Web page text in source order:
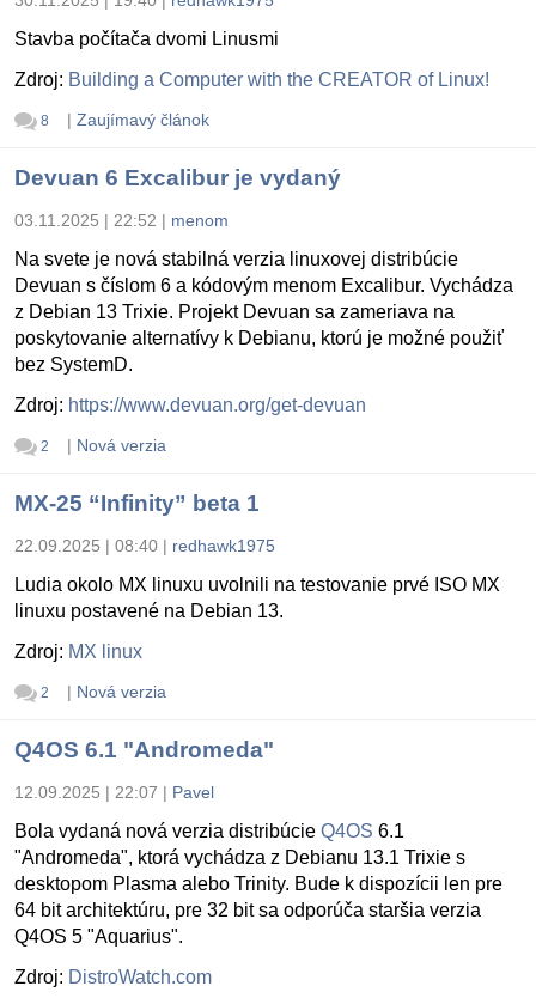
Stavba počítača dvomi Linusmi
Zdroj: Building a Computer with the CREATOR of Linux!
8 | Zaujímavý článok
Devuan 6 Excalibur je vydaný
03.11.2025 | 22:52 | menom
Na svete je nová stabilná verzia linuxovej distribúcie
Devuan s číslom 6 a kódovým menom Excalibur. Vychádza
z Debian 13 Trixie. Projekt Devuan sa zameriava na
poskytovanie alternatívy k Debianu, ktorú je možné použiť
bez SystemD.
Zdroj: https://www.devuan.org/get-devuan
2 | Nová verzia
MX-25 “Infinity” beta 1
22.09.2025 | 08:40 | redhawk1975
Ludia okolo MX linuxu uvolnili na testovanie prvé ISO MX
linuxu postavené na Debian 13.
Zdroj: MX linux
2 | Nová verzia
Q4OS 6.1 "Andromeda"
12.09.2025 | 22:07 | Pavel
Bola vydaná nová verzia distribúcie Q4OS 6.1
"Andromeda", ktorá vychádza z Debianu 13.1 Trixie s
desktopom Plasma alebo Trinity. Bude k dispozícii len pre
64 bit architektúru, pre 32 bit sa odporúča staršia verzia
Q4OS 5 "Aquarius".
Zdroj: DistroWatch.com